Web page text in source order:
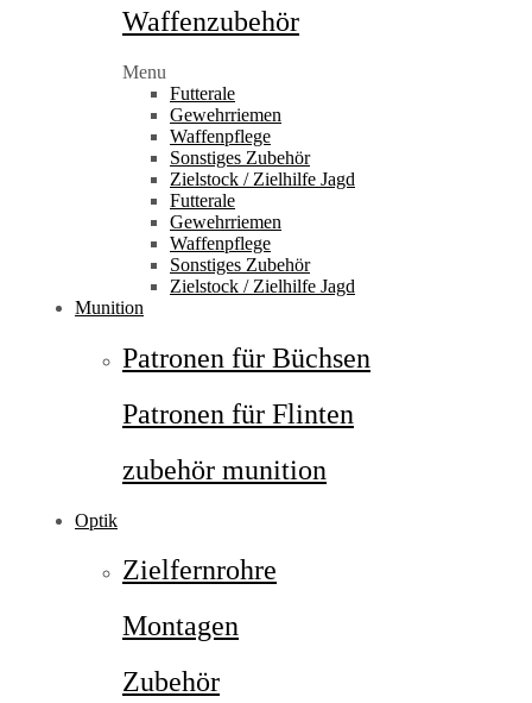
Waffenzubehör
Menu
Futterale
Gewehrriemen
Waffenpflege
Sonstiges Zubehör
Zielstock / Zielhilfe Jagd
Futterale
Gewehrriemen
Waffenpflege
Sonstiges Zubehör
Zielstock / Zielhilfe Jagd
Munition
Patronen für Büchsen
Patronen für Flinten
zubehör munition
Optik
Zielfernrohre
Montagen
Zubehör